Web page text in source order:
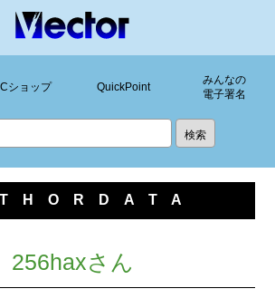
ショップ QuickPoint
みんなの
電子署名
256haxさん